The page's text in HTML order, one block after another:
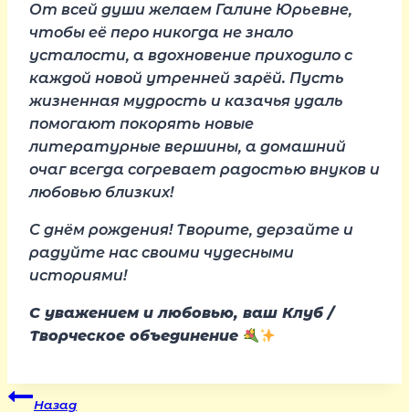
От всей души желаем Галине Юрьевне,
чтобы её перо никогда не знало
усталости, а вдохновение приходило с
каждой новой утренней зарёй. Пусть
жизненная мудрость и казачья удаль
помогают покорять новые
литературные вершины, а домашний
очаг всегда согревает радостью внуков и
любовью близких!
С днём рождения! Творите, дерзайте и
радуйте нас своими чудесными
историями!
С уважением и любовью, ваш Клуб /
Творческое объединение
Назад